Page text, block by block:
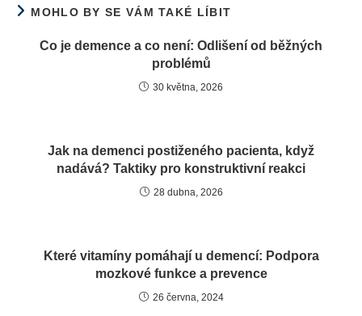
MOHLO BY SE VÁM TAKÉ LÍBIT
Co je demence a co není: Odlišení od běžných
problémů
30 května, 2026
Jak na demenci postiženého pacienta, když
nadává? Taktiky pro konstruktivní reakci
28 dubna, 2026
Které vitamíny pomáhají u demencí: Podpora
mozkové funkce a prevence
26 června, 2024